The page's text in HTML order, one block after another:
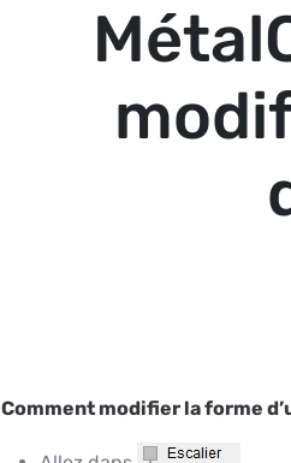
Comment modifier la forme